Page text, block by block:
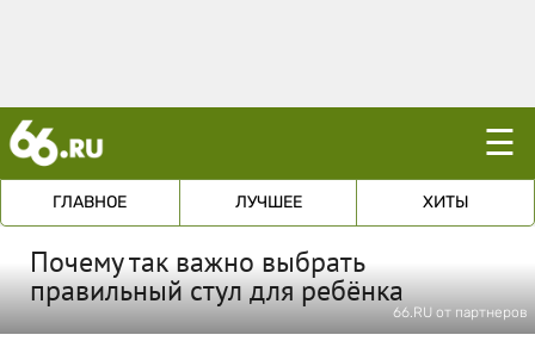
☰
ГЛАВНОЕ ЛУЧШЕЕ ХИТЫ
Почему так важно выбрать
правильный стул для ребёнка
66.RU от партнеров